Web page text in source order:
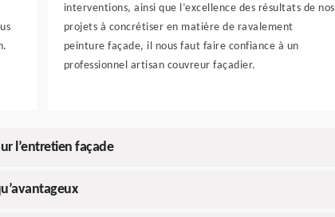
interventions, ainsi que l’excellence des résultats de nos
projets à concrétiser en matière de ravalement
peinture façade, il nous faut faire confiance à un
professionnel artisan couvreur façadier.
l’entretien façade